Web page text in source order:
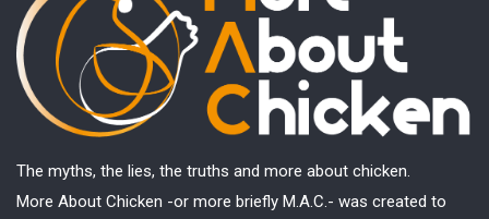
The myths, the lies, the truths and more about chicken.
More About Chicken -or more briefly M.A.C.- was created to